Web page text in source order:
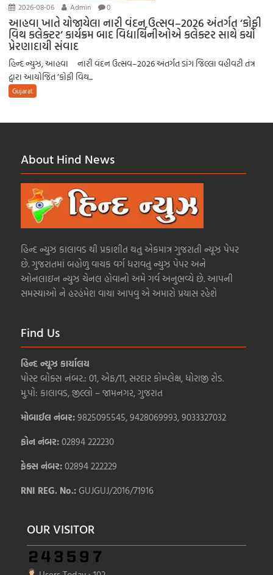
2026-08-06 Admin 0
આહવા ખાતે યોજાયેલા નારી વંદન ઉત્સવ–2026 અંતર્ગત ‘કોફી
વિથ કલેક્ટર’ કાર્યક્રમ બાદ વિદ્યાર્થિનીઓએ કલેક્ટર સાથે કર્યો
પ્રેરણાદાયી સંવાદ
હિન્દ ન્યુઝ, આહવા નારી વંદન ઉત્સવ–2026 અંતર્ગત ડાંગ જિલ્લા વહીવટી તંત્ર
દ્વારા આયોજિત ‘કોફી વિથ...
Gujarat
About Hind News
હિન્દ ન્યુઝ કાલાવડ થી પ્રકાશીત થતુ એકમાત્ર ગુજરાતી ન્યૂઝ પેપર
છે. ગુજરાતમાં બહોળુ વાચક વર્ગ ધરાવતુ ન્યુઝ પેપર અને
ઓનલાઇન ન્યુઝ ચેનલ હોવાનો અમે ગર્વ અનુભવ્યે છે. આપની
સમસ્યાઓ ને હરહંમેશ વાચા આપવુ એ અમારો પ્રયાસ રહેશે
Find Us
હિન્દ ન્યૂઝ કાર્યાલય
પોસ્ટ બોક્સ નંબર.: 01, એફ/11, સરદાર કોમ્પ્લેક્ષ, ધોરાજી રોડ.
મુ.પો: કાલાવડ, જીલ્લો – જામનગર, ગુજરાત
મોબાઈલ નંબર:9825095545, 9428069993, 9033327032
ફોન નંબર:02894 222230
ફેક્સ નંબર:02894 222229
RNI REG. No.:GUJGUJ/2016/71916
OUR VISITOR